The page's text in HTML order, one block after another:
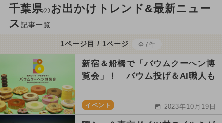
千葉県のお出かけトレンド&最新ニュー
ス 記事一覧
1ページ目 / 1ページ 全7件
新宿＆船橋で「バウムクーヘン博
覧会」！ バウム投げ＆AI職人も
イベント 2023年10月19日